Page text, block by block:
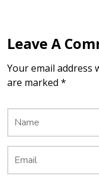
Leave A
Your email address
are marked *